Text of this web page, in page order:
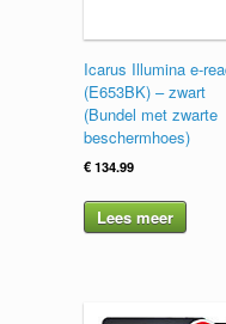
Icarus Illumina e-
(E653BK) – zwart
(Bundel met zwarte
beschermhoes)
€134.99
Lees meer